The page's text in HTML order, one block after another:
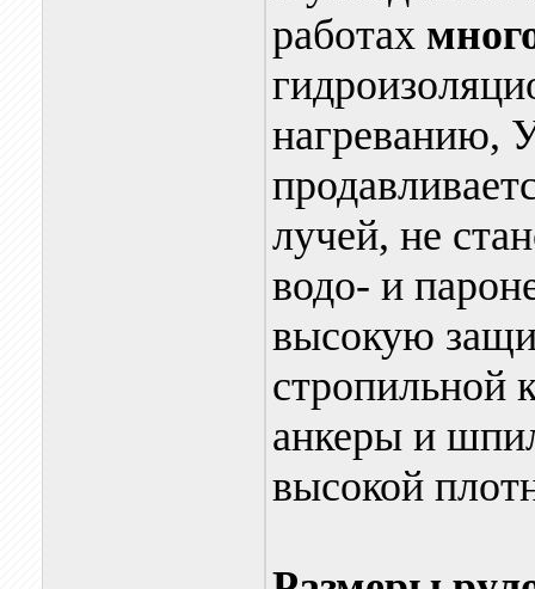
работах
нагреванию,
лучей, не
водо- и
высокую
стропильной
анкеры и
высокой